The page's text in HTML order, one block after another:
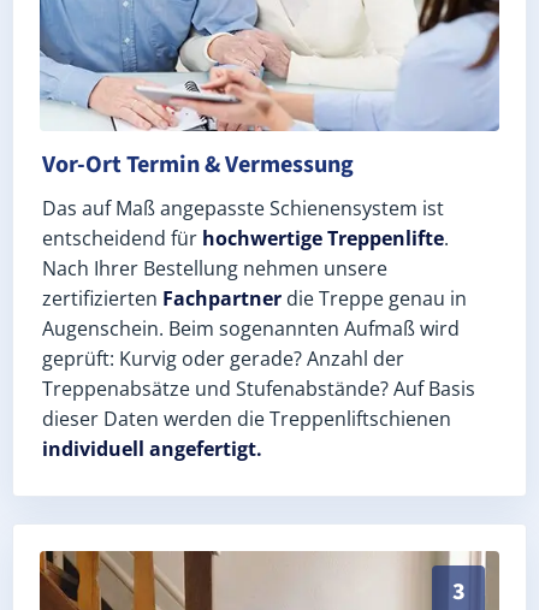
Vor-Ort Termin & Vermessung
Das auf Maß angepasste Schienensystem ist
entscheidend für hochwertige Treppenlifte.
Nach Ihrer Bestellung nehmen unsere
zertifizierten Fachpartner die Treppe genau in
Augenschein. Beim sogenannten Aufmaß wird
geprüft: Kurvig oder gerade? Anzahl der
Treppenabsätze und Stufenabstände? Auf Basis
dieser Daten werden die Treppenliftschienen
individuell angefertigt.
3
Schneller, sauberer Einbau durch zertifizierte